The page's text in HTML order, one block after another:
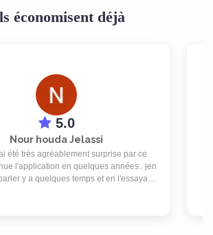
économisent déjà
5.0
Nour houda Jelassi
été très agréablement surprise par ce
l'application en quelques années.. jen
y a quelques temps et en l'essayant,